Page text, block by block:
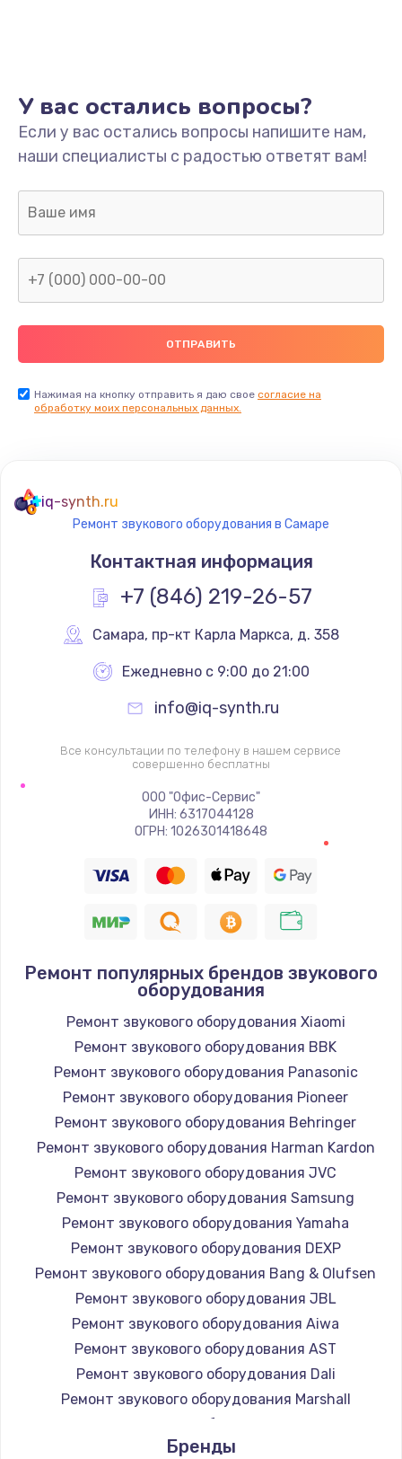
Не включается
1400 руб.
Заказать
Нет звука
800 руб.
Не видит флешку
400 руб.
Заказать
900 руб.
Заказать
900 руб.
Заказать
Не работает
Заказать
880 руб.
Заказать
Программный ремонт/прошивка
390 руб.
Заказать
Замена Bluetooth/Wi-Fi модуля
800 руб.
Заказать
Замена картридера
890 руб.
Заказать
Замена микросхемы NFC
1100 руб.
Заказать
Замена шим-контроллера
3900 руб.
Заказать
У вас остались вопросы?
Если у вас остались вопросы напишите нам,
наши специалисты с радостью ответят вам!
Нажимая на кнопку отправить я даю свое согласие на
обработку моих персональных данных.
iq-synth.ru
Ремонт звукового оборудования в Самаре
Контактная информация
+7 (846) 219-26-57
Самара, пр-кт Карла Маркса, д. 358
Ежедневно с 9:00 до 21:00
info@iq-synth.ru
Все консультации по телефону в нашем сервисе
совершенно бесплатны
ООО "Офис-Сервис"
ИНН: 6317044128
ОГРН: 1026301418648
Ремонт популярных брендов звукового
оборудования
Ремонт звукового оборудования Xiaomi
Ремонт звукового оборудования BBK
Ремонт звукового оборудования Panasonic
Ремонт звукового оборудования Pioneer
Ремонт звукового оборудования Behringer
Ремонт звукового оборудования Harman Kardon
Ремонт звукового оборудования JVC
Ремонт звукового оборудования Samsung
Ремонт звукового оборудования Yamaha
Ремонт звукового оборудования DEXP
Ремонт звукового оборудования Bang & Olufsen
Ремонт звукового оборудования JBL
Ремонт звукового оборудования Aiwa
Ремонт звукового оборудования AST
Ремонт звукового оборудования Dali
Ремонт звукового оборудования Marshall
Ремонт звукового оборудования Supra
Бренды